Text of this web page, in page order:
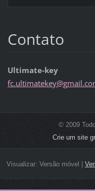
Contato
Ultimate-key
fc.ultimatekey@g
© 2009
Crie um site
Visualizar: Versão móvel |